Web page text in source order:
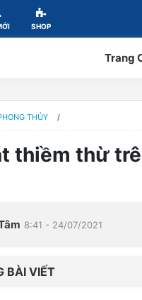
SHOP
Trang
THỦY /
thiềm thừ
8:41 - 24/07/2021
BÀI VIẾT